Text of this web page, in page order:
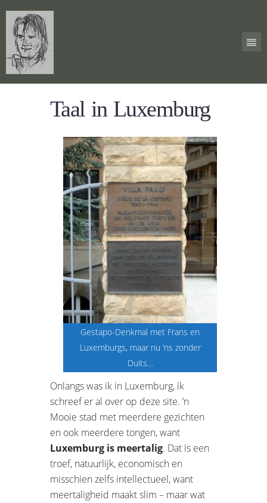
Taal in Luxemburg
Gestapo-Denkmal met Frans en
Luxemburgs, maar nu ‘ns zonder
Duits…
Onlangs was ik in Luxemburg, ik
schreef er al over op deze site. ’n
Mooie stad met meerdere gezichten
en ook meerdere tongen, want
Luxemburg is meertalig. Dat is een
troef, natuurlijk, economisch en
misschien zelfs intellectueel, want
meertaligheid maakt slim – maar wat